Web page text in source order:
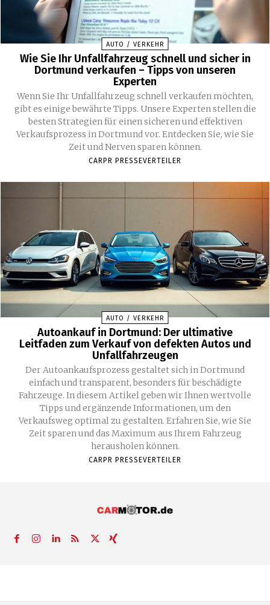
AUTO / VERKEHR
Wie Sie Ihr Unfallfahrzeug schnell und sicher in
Dortmund verkaufen – Tipps von unseren
Experten
Wenn Sie Ihr Unfallfahrzeug schnell verkaufen möchten,
gibt es einige bewährte Tipps. Unsere Experten stellen die
besten Strategien für einen sicheren und effektiven
Verkaufsprozess in Dortmund vor. Entdecken Sie, wie Sie
Zeit und Nerven sparen können.
CARPR PRESSEVERTEILER
AUTO / VERKEHR
Autoankauf in Dortmund: Der ultimative
Leitfaden zum Verkauf von defekten Autos und
Unfallfahrzeugen
Der Autoankaufsprozess gestaltet sich in Dortmund
einfach und transparent, besonders für beschädigte
Fahrzeuge. In diesem Artikel geben wir Ihnen wertvolle
Tipps und ergänzende Informationen, um den
Verkaufsweg optimal zu gestalten. Erfahren Sie, wie Sie
Zeit sparen und das Maximum aus Ihrem Fahrzeug
herausholen können.
CARPR PRESSEVERTEILER